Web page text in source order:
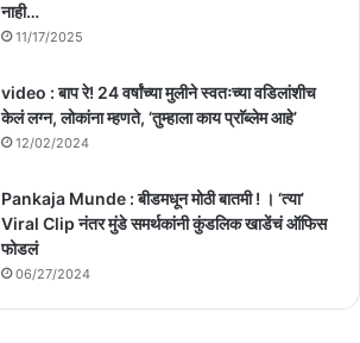
नाही…
11/17/2025
video : बाप रे! 24 वर्षांच्या मुलीने स्वतःच्या वडिलांशीच
केलं लग्न, लोकांना म्हणते, ‘तुम्हाला काय प्राॅब्लेम आहे’
12/02/2024
Pankaja Munde : बीडमधून मोठी बातमी ! । ‘त्या’
Viral Clip नंतर मुंडे समर्थकांनी कुंडलिक खाडेंचं ऑफिस
फोडलं
06/27/2024